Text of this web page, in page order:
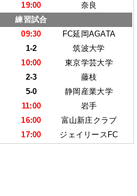
19:00
奈良
練習試合
09:30
FC延岡AGATA
1-2
筑波大学
10:00
東京学芸大学
2-3
藤枝
5-0
静岡産業大学
11:00
岩手
16:00
富山新庄クラブ
17:00 ジェイリースFC